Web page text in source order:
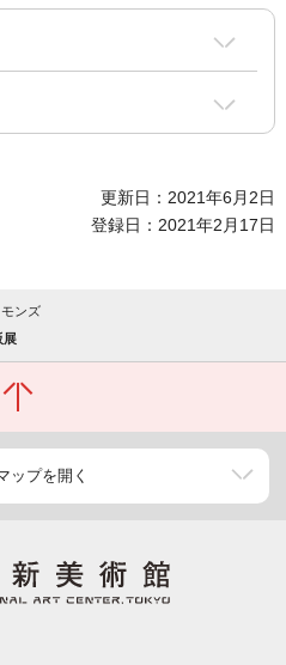
更新日：2021年6月2日
登録日：2021年2月17日
ンズ
展
ップを開く